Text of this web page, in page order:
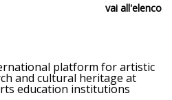
vai all'elenco
platform for artistic
and cultural heritage at
education institutions